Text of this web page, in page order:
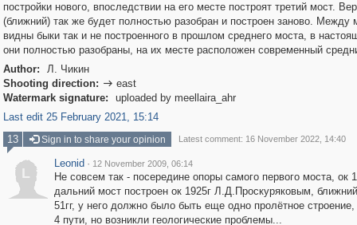
постройки нового, впоследствии на его месте построят третий мост.
(ближний) так же будет полностью разобран и построен заново. Между
видны быки так и не построенного в прошлом среднего моста, в
они полностью разобраны, на их месте расположен современный
Author:
Л. Чикин
Shooting direction:  east
Watermark signature:
uploaded by meellaira_ahr
Last edit 25 February 2021, 15:14
13
Sign in to share your opinion Latest comment: 16 November 2022, 14:40
L
Leonid · 12 November 2009, 06:14
Не совсем так - посередине опоры самого первого моста, ок
дальний мост построен ок 1925г Л.Д.Проскуряковым,
51гг, у него должно было быть еще одно пролётное строение,
4 пути, но возникли геологические проблемы...